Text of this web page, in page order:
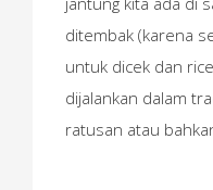
ditembak (karena
untuk dicek dan
dijalankan dalam
ratusan atau